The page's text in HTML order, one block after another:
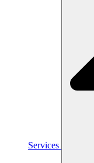
Services